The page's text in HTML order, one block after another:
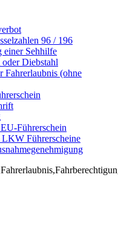
96 / 196
einer Sehhilfe
Diebstahl
Fahrerlaubnis (ohne
Führerschein
LKW Führerscheine